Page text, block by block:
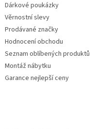
Dárkové poukázky
Věrnostní slevy
Prodávané značky
Hodnocení obchodu
Seznam oblíbených produktů
Montáž nábytku
Garance nejlepší ceny